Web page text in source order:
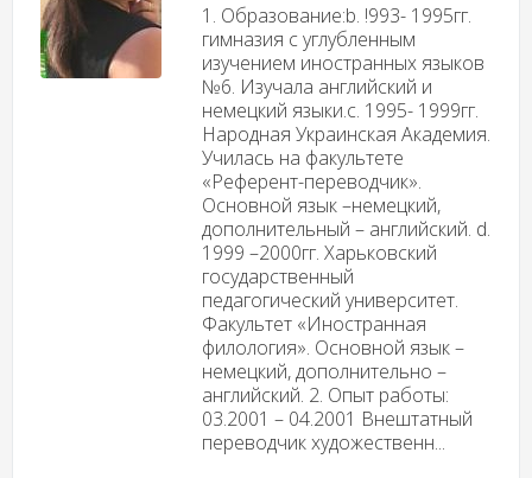
1. Образование:b. !993- 1995гг.
гимназия с углубленным
изучением иностранных языков
№6. Изучала английский и
немецкий языки.c. 1995- 1999гг.
Народная Украинская Академия.
Училась на факультете
«Референт-переводчик».
Основной язык –немецкий,
дополнительный – английский. d.
1999 –2000гг. Харьковский
государственный
педагогический университет.
Факультет «Иностранная
филология». Основной язык –
немецкий, дополнительно –
английский. 2. Опыт работы:
03.2001 – 04.2001 Внештатный
переводчик художественн...